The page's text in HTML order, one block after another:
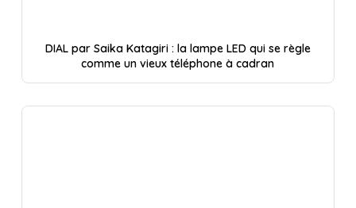
DIAL par Saika Katagiri : la lampe LED qui se règle
comme un vieux téléphone à cadran